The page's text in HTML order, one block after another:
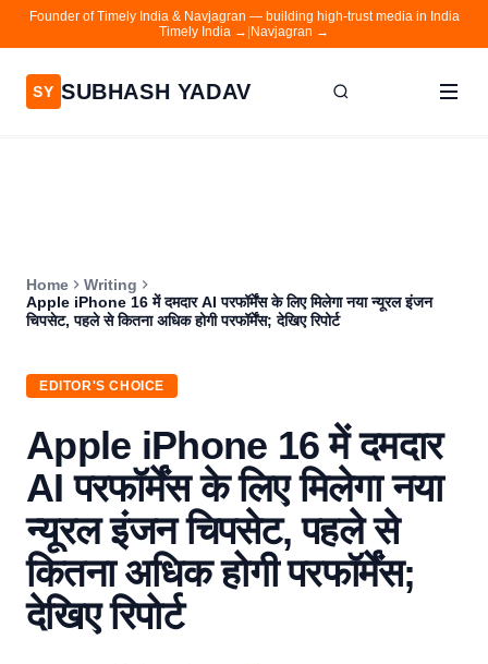
Founder of Timely India & Navjagran — building high-trust media in India
Timely India → Navjagran →
SY SUBHASH YADAV
Contact
Navjagran
Home
Writing
Apple iPhone 16 में दमदार AI परफॉर्मेंस के लिए मिलेगा नया न्यूरल इंजन
चिपसेट, पहले से कितना अधिक होगी परफॉर्मेंस; देखिए रिपोर्ट
EDITOR'S CHOICE
Apple iPhone 16 में दमदार
AI परफॉर्मेंस के लिए मिलेगा नया
न्यूरल इंजन चिपसेट, पहले से
कितना अधिक होगी परफॉर्मेंस;
देखिए रिपोर्ट